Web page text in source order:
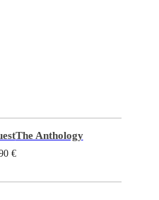
The Anthology
€